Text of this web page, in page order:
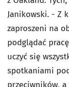
Janikowski. - Z
zaproszeni na
podglądać
uczyć się
spotkaniami
przeciwników, a